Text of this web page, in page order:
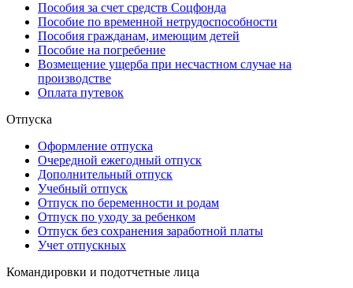
Пособия за счет средств Соцфонда
Пособие по временной нетрудоспособности
Пособия гражданам, имеющим детей
Пособие на погребение
Возмещение ущерба при несчастном случае на
производстве
Оплата путевок
Отпуска
Оформление отпуска
Очередной ежегодный отпуск
Дополнительный отпуск
Учебный отпуск
Отпуск по беременности и родам
Отпуск по уходу за ребенком
Отпуск без сохранения заработной платы
Учет отпускных
Командировки и подотчетные лица